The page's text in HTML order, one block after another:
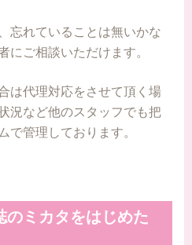
忘れていることは無いかな
にご相談いただけます。
は代理対応をさせて頂く場
況など他のスタッフでも把
で管理しております。
のミカタをはじめた